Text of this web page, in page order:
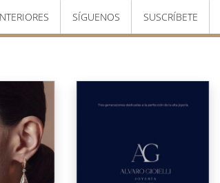
SÍGUENOS SUSCRÍBETE